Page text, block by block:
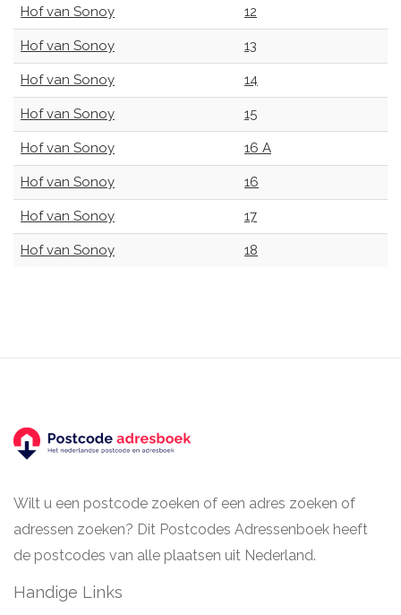
Hof van Sonoy 12
Hof van Sonoy 13
Hof van Sonoy 14
Hof van Sonoy 15
Hof van Sonoy 16 A
Hof van Sonoy 16
Hof van Sonoy 17
Hof van Sonoy 18
Wilt u een postcode zoeken of een adres zoeken of
adressen zoeken? Dit Postcodes Adressenboek heeft
de postcodes van alle plaatsen uit Nederland.
Handige Links